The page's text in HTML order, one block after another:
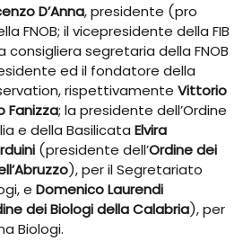
D’Anna, presidente (pro
FNOB; il vicepresidente della FIB
consigliera segretaria della FNOB
ed il fondatore della
rispettivamente Vittorio
Fanizza; la presidente dell’Ordine
e della Basilicata Elvira
(presidente dell’Ordine dei
), per il Segretariato
e Domenico Laurendi
dei Biologi della Calabria), per
Biologi.